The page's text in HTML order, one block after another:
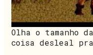
Olha o tamanho
coisa desleal